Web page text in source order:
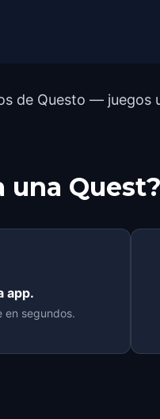
de Questo — juegos
una Quest?
app.
en segundos.